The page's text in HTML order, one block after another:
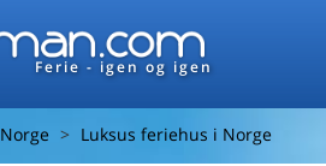
Ferie - igen og igen
Norge Luksus feriehus i Norge